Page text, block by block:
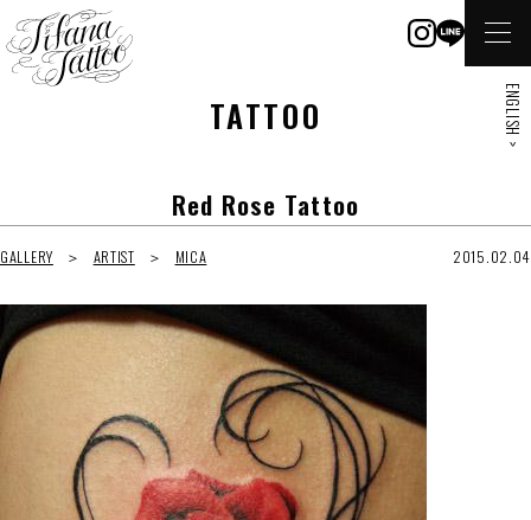
TATTOO
Red Rose Tattoo
GALLERY ARTIST MICA 2015.02.04
ENGLISH >